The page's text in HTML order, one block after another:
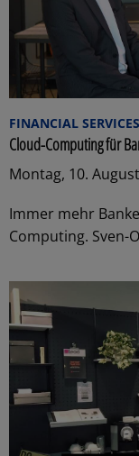
FINANCIAL SERVICES
Cloud-Computing für
Montag, 10.
Immer mehr
Computing. Sven-